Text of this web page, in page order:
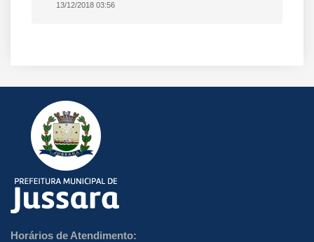
13/12/2018 03:56
Horários de Atendimento: